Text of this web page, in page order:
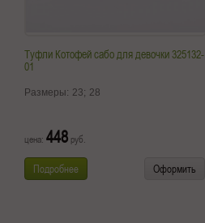
Туфли Котофей сабо для девочки 325132-
01
Размеры: 23; 28
цена: 448 руб.
Подробнее Оформить